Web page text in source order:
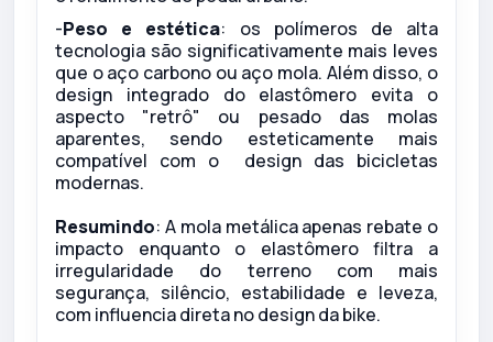
-Peso e estética: os polímeros de alta
tecnologia são significativamente mais leves
que o aço carbono ou aço mola. Além disso, o
design integrado do elastômero evita o
aspecto "retrô" ou pesado das molas
aparentes, sendo esteticamente mais
compatível com o design das bicicletas
modernas.
Resumindo: A mola metálica apenas rebate o
impacto enquanto o elastômero filtra a
irregularidade do terreno com mais
segurança, silêncio, estabilidade e leveza,
com influencia direta no design da bike.